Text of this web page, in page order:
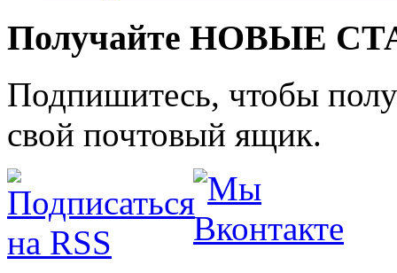
Получайте НОВЫЕ
Подпишитесь, чтобы
свой почтовый ящик.